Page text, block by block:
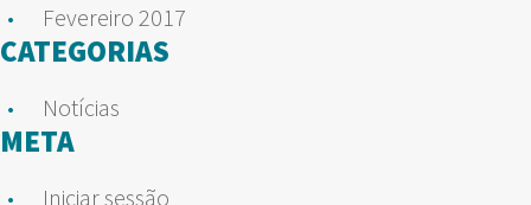
Fevereiro 2017
CATEGORIAS
Notícias
META
Iniciar sessão